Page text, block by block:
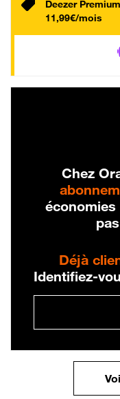
Deezer
11,99€/mois
Chez
Déjà
Identifiez-